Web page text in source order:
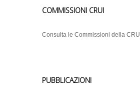
COMMISSIONI CRUI
Consulta le Commissioni della CRUI
PUBBLICAZIONI